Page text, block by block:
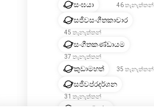
සංඝයා 46 තැනැත්තන්
සජීවසංගීතකාචාර
45 තැනැත්තන්
සංගීතකණ්ඩායම
37 තැනැත්තන්
කුඩාමහත් 35 තැනැත්තන්
සජීවප්රදර්ශන
31 තැනැත්තන්
යුගසංචාරය